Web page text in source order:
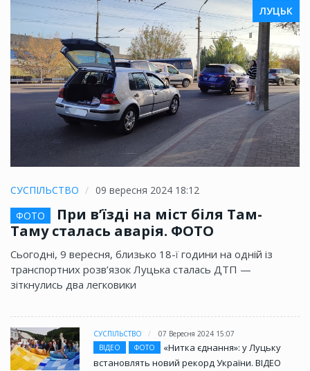
ЛУЦЬК
СУСПІЛЬСТВО
09 вересня 2024 18:12
ФОТО
При в’їзді на міст біля Там-
Таму сталась аварія. ФОТО
Сьогодні, 9 вересня, близько 18-ї години на одній із
транспортних розв’язок Луцька сталась ДТП —
зіткнулись два легковики
СУСПІЛЬСТВО
07 Вересня 2024 15:07
ВІДЕО
ФОТО
«Нитка єднання»: у Луцьку
встановлять новий рекорд України. ВІДЕО